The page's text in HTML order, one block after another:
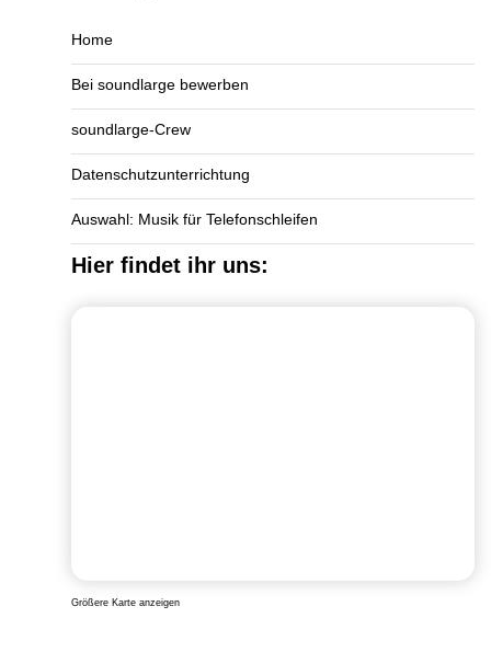
Home
Bei soundlarge bewerben
soundlarge-Crew
Datenschutzunterrichtung
Auswahl: Musik für Telefonschleifen
Hier findet ihr uns:
Größere Karte anzeigen